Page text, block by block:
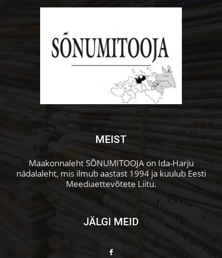
MEIST
Maakonnaleht SÕNUMITOOJA on Ida-Harju
nädalaleht, mis ilmub aastast 1994 ja kuulub Eesti
Meediaettevõtete Liitu.
JÄLGI MEID